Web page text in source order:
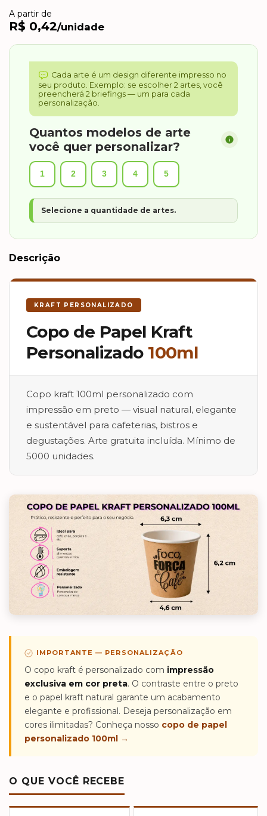
A partir de
R$ 0,42/unidade
Cada arte é um design diferente impresso no
seu produto. Exemplo: se escolher 2 artes, você
preencherá 2 briefings — um para cada
personalização.
Quantos modelos de arte
você quer personalizar?
1 2 3 4 5
Selecione a quantidade de artes.
Descrição
KRAFT PERSONALIZADO
Copo de Papel Kraft
Personalizado 100ml
Copo kraft 100ml personalizado com
impressão em preto — visual natural, elegante
e sustentável para cafeterias, bistros e
degustações. Arte gratuita incluída. Mínimo de
5000 unidades.
IMPORTANTE — PERSONALIZAÇÃO
O copo kraft é personalizado com impressão
exclusiva em cor preta. O contraste entre o preto
e o papel kraft natural garante um acabamento
elegante e profissional. Deseja personalização em
cores ilimitadas? Conheça nosso copo de papel
personalizado 100ml →
O QUE VOCÊ RECEBE